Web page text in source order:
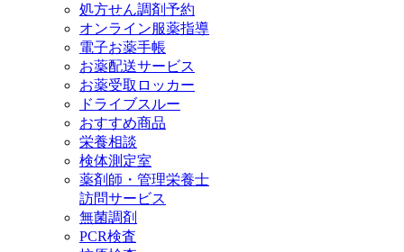
処方せん調剤予約
オンライン服薬指導
電子お薬手帳
お薬配送サービス
お薬受取ロッカー
ドライブスルー
おすすめ商品
栄養相談
検体測定室
薬剤師・管理栄養士
訪問サービス
無菌調剤
PCR検査